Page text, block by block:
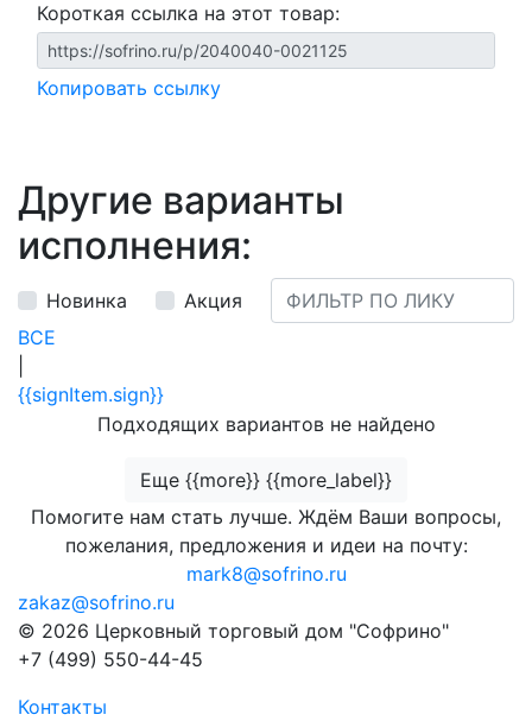
Короткая ссылка на этот товар:
Копировать ссылку
Другие варианты
исполнения:
Новинка
Акция
ВСЕ
{{signItem.sign}}
Подходящих вариантов не найдено
Еще {{more}} {{more_label}}
Помогите нам стать лучше. Ждём Ваши вопросы,
пожелания, предложения и идеи на почту:
mark8@sofrino.ru
zakaz@sofrino.ru
© 2026 Церковный торговый дом "Софрино"
+7 (499) 550-44-45
Контакты